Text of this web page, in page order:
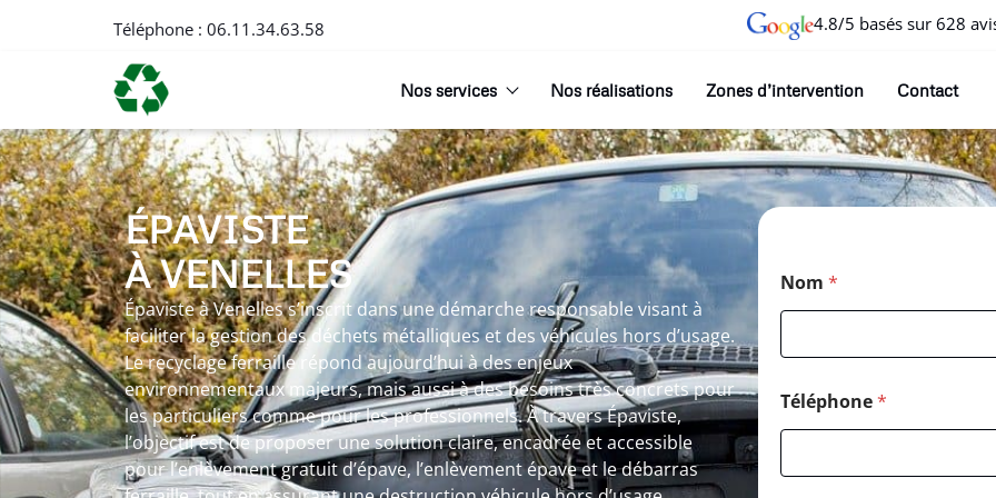
Téléphone : 06.11.34.63.58 4.8/5 basés sur 628
Nos services Nos réalisations Zones d’intervention Contact
ÉPAVISTE
À VENELLES
Épaviste à Venelles s’inscrit dans une démarche responsable visant à
faciliter la gestion des déchets métalliques et des véhicules hors d’usage.
Le recyclage ferraille répond aujourd’hui à des enjeux
environnementaux majeurs, mais aussi à des besoins très concrets pour
les particuliers comme pour les professionnels. À travers Épaviste,
l’objectif est de proposer une solution claire, encadrée et accessible
pour l’enlèvement gratuit d’épave, l’enlèvement épave et le débarras
Nom *
Téléphone*